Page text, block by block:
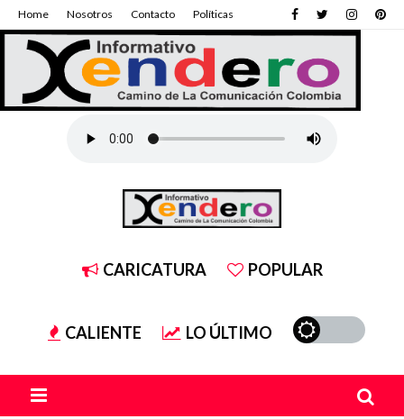
Home Nosotros Contacto Políticas
CARICATURA POPULAR
CALIENTE LO ÚLTIMO